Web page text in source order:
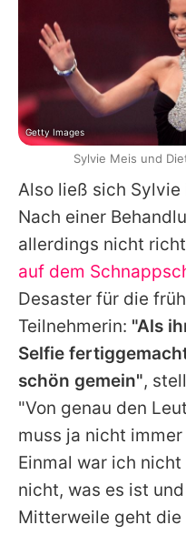
Also ließ sich
Nach einer
allerdings nicht
auf dem
Desaster für die
Teilnehmerin: "Als
Selfie
schön gemein",
"Von genau den
muss ja nicht
Einmal war ich
nicht, was es ist
Mitterweile geht die
Getty Images
Sylvie Meis und